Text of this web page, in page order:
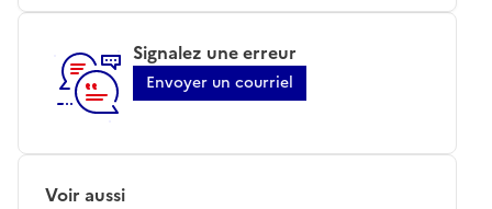
Signalez une erreur
Envoyer un courriel
Voir aussi